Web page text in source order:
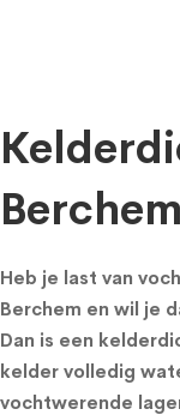
Berchem
Heb je last van
Berchem en wil je
Dan is een
kelder volledig
vochtwerende